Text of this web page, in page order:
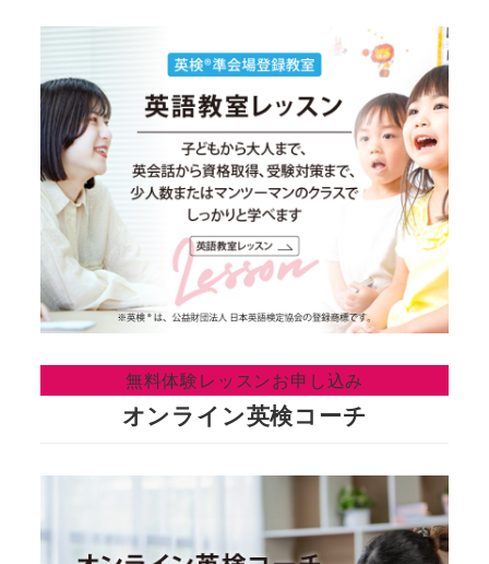
無料体験レッスンお申し込み
オンライン英検コーチ